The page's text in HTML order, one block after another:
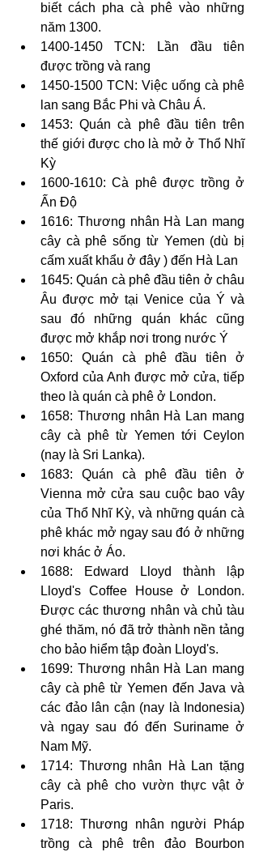
biết cách pha cà phê vào những
năm 1300.
1400-1450 TCN: Lần đầu tiên
được trồng và rang
1450-1500 TCN: Việc uống cà phê
lan sang Bắc Phi và Châu Á.
1453: Quán cà phê đầu tiên trên
thế giới được cho là mở ở Thổ Nhĩ
Kỳ
1600-1610: Cà phê được trồng ở
Ấn Độ
1616: Thương nhân Hà Lan mang
cây cà phê sống từ Yemen (dù bị
cấm xuất khẩu ở đây ) đến Hà Lan
1645: Quán cà phê đầu tiên ở châu
Âu được mở tại Venice của Ý và
sau đó những quán khác cũng
được mở khắp nơi trong nước Ý
1650: Quán cà phê đầu tiên ở
Oxford của Anh được mở cửa, tiếp
theo là quán cà phê ở London.
1658: Thương nhân Hà Lan mang
cây cà phê từ Yemen tới Ceylon
(nay là Sri Lanka).
1683: Quán cà phê đầu tiên ở
Vienna mở cửa sau cuộc bao vây
của Thổ Nhĩ Kỳ, và những quán cà
phê khác mở ngay sau đó ở những
nơi khác ở Áo.
1688: Edward Lloyd thành lập
Lloyd's Coffee House ở London.
Được các thương nhân và chủ tàu
ghé thăm, nó đã trở thành nền tảng
cho bảo hiểm tập đoàn Lloyd's.
1699: Thương nhân Hà Lan mang
cây cà phê từ Yemen đến Java và
các đảo lân cận (nay là Indonesia)
và ngay sau đó đến Suriname ở
Nam Mỹ.
1714: Thương nhân Hà Lan tặng
cây cà phê cho vườn thực vật ở
Paris.
1718: Thương nhân người Pháp
trồng cà phê trên đảo Bourbon